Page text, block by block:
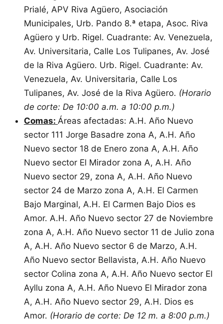
Prialé, APV Riva Agüero, Asociación
Municipales, Urb. Pando 8.ª etapa, Asoc. Riva
Agüero y Urb. Rigel. Cuadrante: Av. Venezuela,
Av. Universitaria, Calle Los Tulipanes, Av. José
de la Riva Agüero. Urb. Rigel. Cuadrante: Av.
Venezuela, Av. Universitaria, Calle Los
Tulipanes, Av. José de la Riva Agüero. (Horario
de corte: De 10:00 a.m. a 10:00 p.m.)
Comas: Áreas afectadas: A.H. Año Nuevo
sector 111 Jorge Basadre zona A, A.H. Año
Nuevo sector 18 de Enero zona A, A.H. Año
Nuevo sector El Mirador zona A, A.H. Año
Nuevo sector 29, zona A, A.H. Año Nuevo
sector 24 de Marzo zona A, A.H. El Carmen
Bajo Marginal, A.H. El Carmen Bajo Dios es
Amor. A.H. Año Nuevo sector 27 de Noviembre
zona A, A.H. Año Nuevo sector 11 de Julio zona
A, A.H. Año Nuevo sector 6 de Marzo, A.H.
Año Nuevo sector Bellavista, A.H. Año Nuevo
sector Colina zona A, A.H. Año Nuevo sector El
Ayllu zona A, A.H. Año Nuevo El Mirador zona
A, A.H. Año Nuevo sector 29, A.H. Dios es
Amor. (Horario de corte: De 12 m. a 8:00 p.m.)